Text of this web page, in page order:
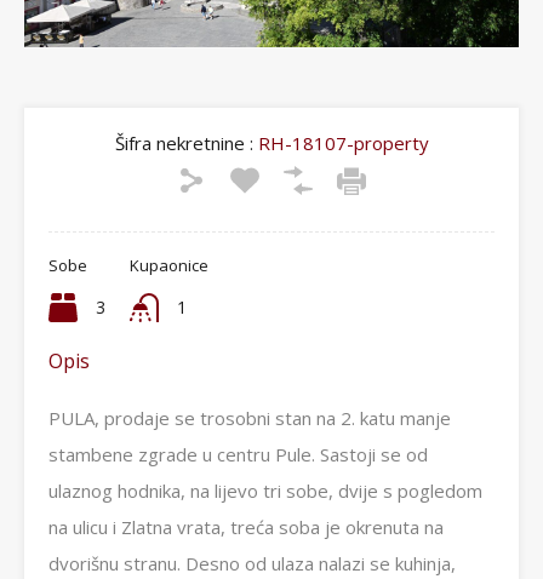
Šifra nekretnine : RH-18107-property
Sobe
3
Kupaonice
1
Opis
PULA, prodaje se trosobni stan na 2. katu manje
stambene zgrade u centru Pule. Sastoji se od
ulaznog hodnika, na lijevo tri sobe, dvije s pogledom
na ulicu i Zlatna vrata, treća soba je okrenuta na
dvorišnu stranu. Desno od ulaza nalazi se kuhinja,